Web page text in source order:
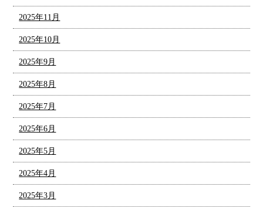
2025年11月
2025年10月
2025年9月
2025年8月
2025年7月
2025年6月
2025年5月
2025年4月
2025年3月